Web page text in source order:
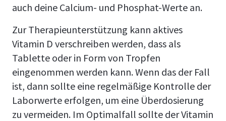
auch deine Calcium- und Phosphat-Werte an.
Zur Therapieunterstützung kann aktives
Vitamin D verschreiben werden, dass als
Tablette oder in Form von Tropfen
eingenommen werden kann. Wenn das der Fall
ist, dann sollte eine regelmäßige Kontrolle der
Laborwerte erfolgen, um eine Überdosierung
zu vermeiden. Im Optimalfall sollte der Vitamin